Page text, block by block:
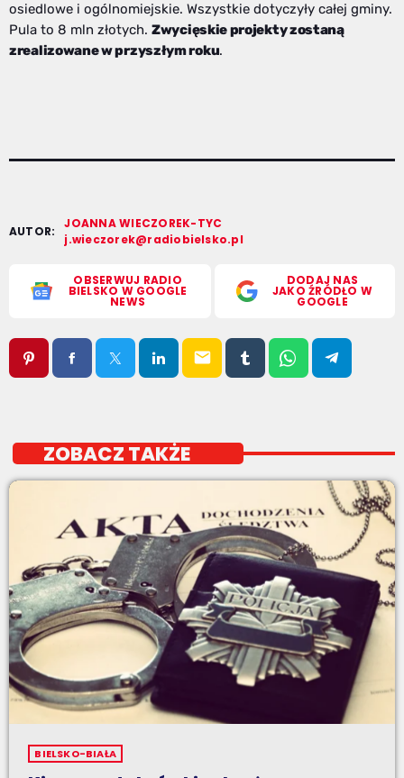
osiedlowe i ogólnomiejskie. Wszystkie dotyczyły całej gminy.
Pula to 8 mln złotych. Zwycięskie projekty zostaną
zrealizowane w przyszłym roku.
AUTOR:
JOANNA WIECZOREK-TYC
j.wieczorek@radiobielsko.pl
OBSERWUJ RADIO
BIELSKO W GOOGLE
NEWS
DODAJ NAS
JAKO ŹRÓDŁO W
GOOGLE
email
ZOBACZ TAKŻE
BIELSKO-BIAŁA